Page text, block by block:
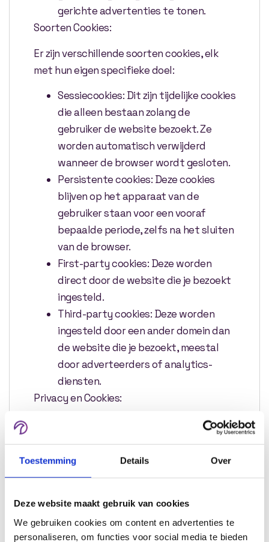
Toestemming Details Over
Deze website maakt gebruik van cookies
We gebruiken cookies om content en advertenties te
personaliseren, om functies voor social media te bieden
gerichte advertenties te tonen.
Soorten Cookies:
Er zijn verschillende soorten cookies, elk
met hun eigen specifieke doel:
Sessiecookies: Dit zijn tijdelijke cookies
die alleen bestaan zolang de
gebruiker de website bezoekt. Ze
worden automatisch verwijderd
wanneer de browser wordt gesloten.
Persistente cookies: Deze cookies
blijven op het apparaat van de
gebruiker staan voor een vooraf
bepaalde periode, zelfs na het sluiten
van de browser.
First-party cookies: Deze worden
direct door de website die je bezoekt
ingesteld.
Third-party cookies: Deze worden
ingesteld door een ander domein dan
de website die je bezoekt, meestal
door adverteerders of analytics-
diensten.
Privacy en Cookies:
Er zijn zorgen over hoe cookies de privacy
Aangezien ze informatie over het
surfgedrag van gebruikers kunnen opslaan,
een gedetailleerd profiel van een gebruiker
op te bouwen. Vanwege deze zorgen